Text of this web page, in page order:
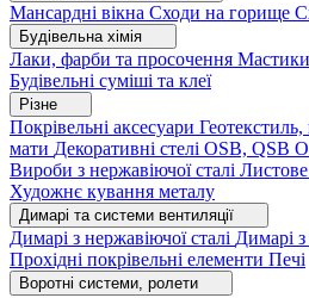
Мансардні вікна Сходи на горище
Будівельна хімія
Лаки, фарби та просочення
Будівельні суміші та клеї
Різне
Покрівельні аксесуари Геотекстиль,
мати Декоративні стелі OSB, QSB
Вироби з нержавіючої сталі
Художнє кування металу
Димарі та системи вентиляції
Димарі з нержавіючої сталі Димарі з
Прохідні покрівельні елементи Печі
Воротні системи, ролети